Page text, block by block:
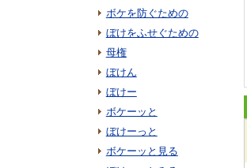
ボケを防ぐための
ぼけをふせぐための
母権
ぼけん
ぼけー
ボケーッと
ぼけーっと
ボケーッと見る